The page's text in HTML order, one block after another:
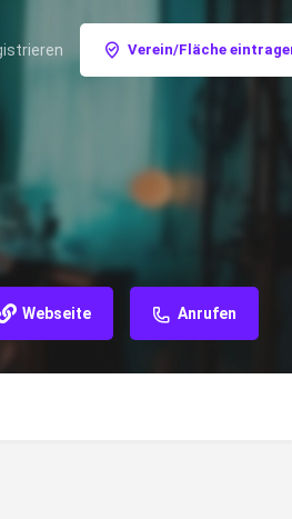
Verein/Fläche
Webseite Anrufen